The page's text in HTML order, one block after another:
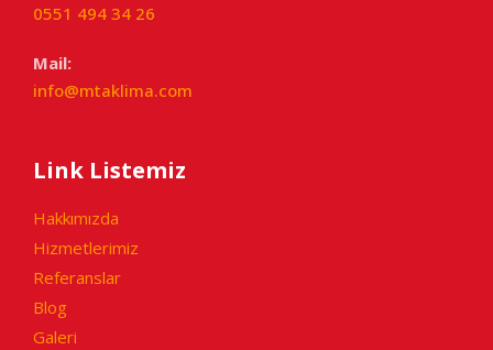
0551 494 34 26
Mail:
info@mtaklima.com
Link Listemiz
Hakkımızda
Hizmetlerimiz
Referanslar
Blog
Galeri